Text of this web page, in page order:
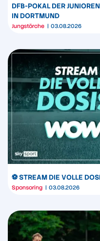
DFB-POKAL DER
IN DORTMUND
Jungstörche 03.08.2026
⚽️ STREAM DIE VOLLE
Sponsoring 03.08.2026